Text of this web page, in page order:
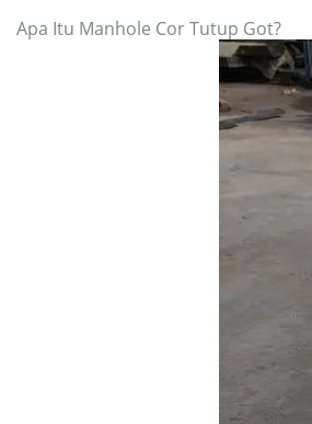
Apa Itu Manhole Cor Tutup Got?